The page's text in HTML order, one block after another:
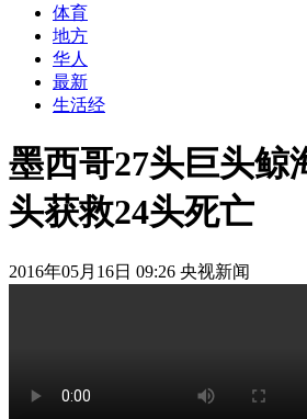
体育
地方
华人
最新
生活经
墨西哥27头巨头鲸
头获救24头死亡
2016年05月16日 09:26 央视新闻